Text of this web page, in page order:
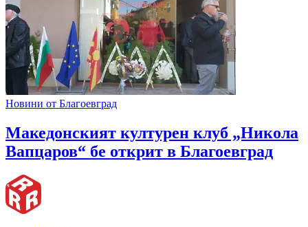
Новини от Благоевград
Македонският културен клуб „Никола
Вапцаров“ бе открит в Благоевград